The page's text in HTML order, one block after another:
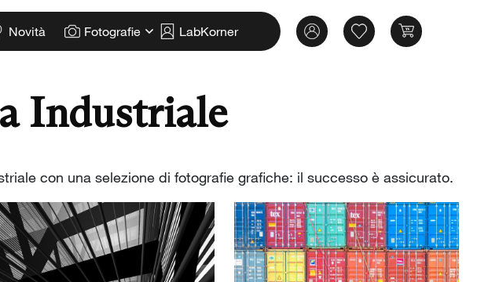
Novità Fotografie LabKorner
Industriale
con una selezione di fotografie grafiche: il successo è assicurato.